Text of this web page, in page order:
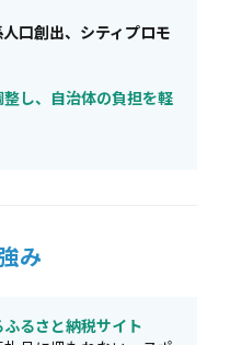
口創出、シティプロモ
し、自治体の負担を軽
み
るさと納税サイト